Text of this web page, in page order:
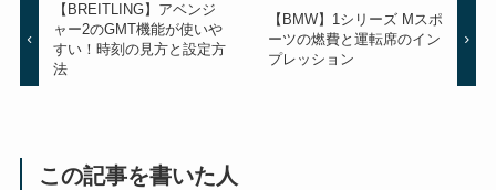
【BREITLING】アベンジ
ャー2のGMT機能が使いや
すい！時刻の見方と設定方
法
【BMW】1シリーズ Mスポ
ーツの燃費と運転席のイン
プレッション
この記事を書いた人